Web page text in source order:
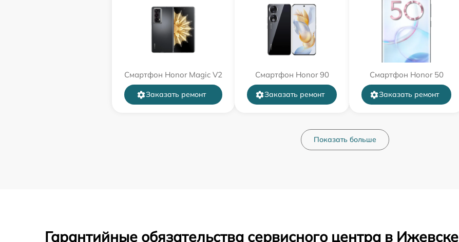
Смартфон Honor Magic V2
Заказать ремонт
Смартфон Honor 90
Заказать ремонт
Смартфон Honor 50
Заказать ремонт
Показать больше
Гарантийные обязательства сервисного центра в Ижевске